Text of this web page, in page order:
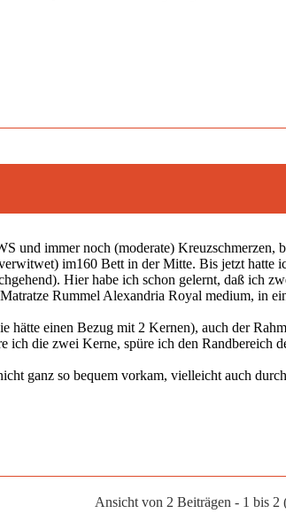
und immer noch (moderate) Kreuzschmerzen,
im160 Bett in der Mitte. Bis jetzt hatte
Hier habe ich schon gelernt, daß ich
Rummel Alexandria Royal medium, in
einen Bezug mit 2 Kernen), auch der
die zwei Kerne, spüre ich den Randbereich
ganz so bequem vorkam, vielleicht auch
Ansicht von 2 Beiträgen - 1 bis 2